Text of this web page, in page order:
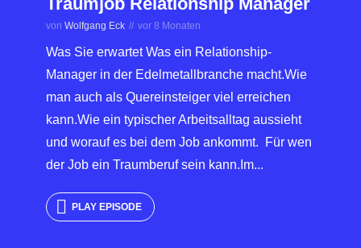
von Wolfgang Eck vor 8 Monaten
Was Sie erwartet Was ein Relationship-
Manager in der Edelmetallbranche macht.Wie
man auch als Quereinsteiger viel erreichen
kann.Wie ein typischer Arbeitsalltag aussieht
und worauf es bei dem Job ankommt. Für wen
der Job ein Traumberuf sein kann.Im...
PLAY EPISODE